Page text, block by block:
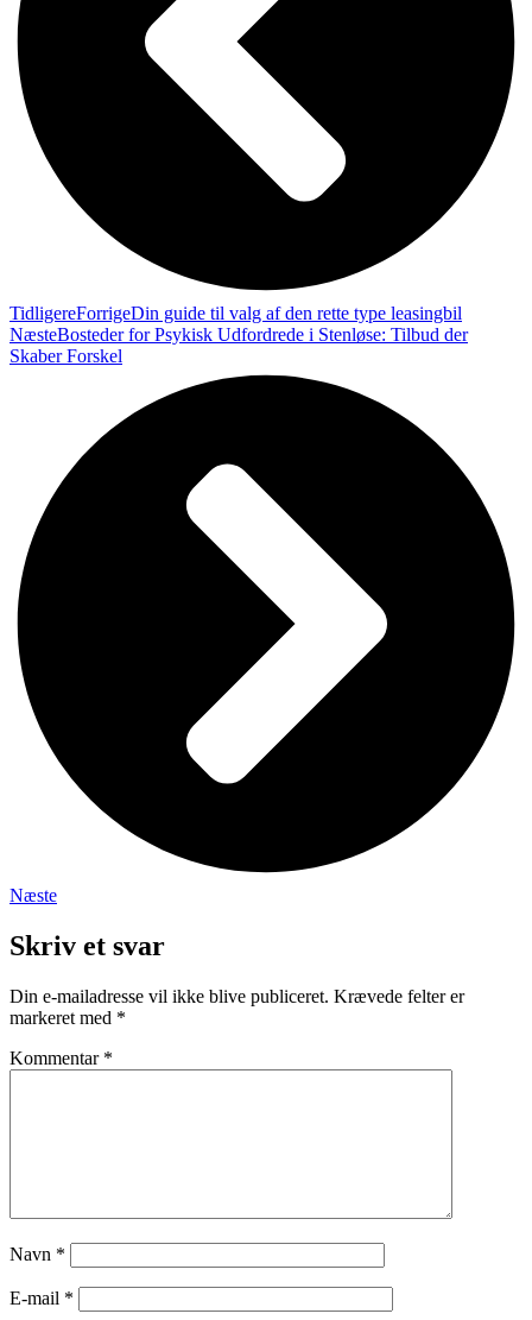
TidligereForrigeDin guide til valg af den rette type leasingbil
NæsteBosteder for Psykisk Udfordrede i Stenløse: Tilbud der
Skaber Forskel
Næste
Skriv et svar
Din e-mailadresse vil ikke blive publiceret. Krævede felter er
markeret med *
Kommentar *
Navn *
E-mail *